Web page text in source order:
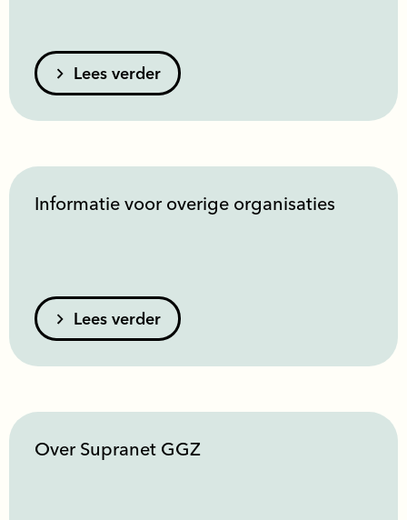
Lees verder
Informatie voor overige organisaties
Lees verder
Over Supranet GGZ